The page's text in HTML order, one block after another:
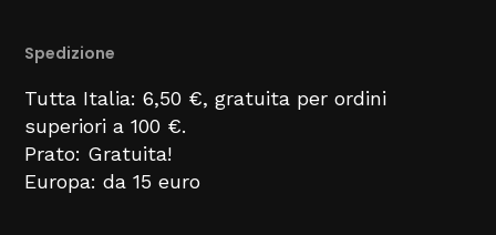
Spedizione
Tutta Italia: 6,50 €, gratuita per ordini
superiori a 100 €.
Prato: Gratuita!
Europa: da 15 euro